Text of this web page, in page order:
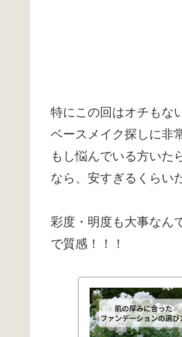
特にこの回はオチもな
ベースメイク探しに非
もし悩んでいる方いた
なら、安すぎるくらい
彩度・明度も大事なん
で質感！！！